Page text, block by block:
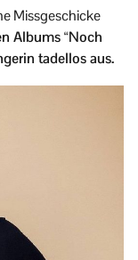
Missgeschicke
Albums “Noch
tadellos aus.